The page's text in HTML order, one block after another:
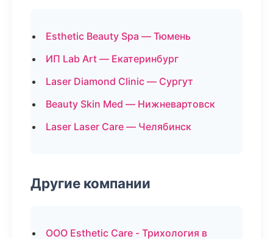
Esthetic Beauty Spa — Тюмень
ИП Lab Art — Екатеринбург
Laser Diamond Clinic — Сургут
Beauty Skin Med — Нижневартовск
Laser Laser Care — Челябинск
Другие компании
ООО Esthetic Care - Трихология в